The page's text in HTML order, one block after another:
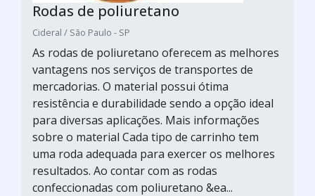
Rodas de poliuretano
Cideral / São Paulo - SP
As rodas de poliuretano oferecem as melhores
vantagens nos serviços de transportes de
mercadorias. O material possui ótima
resistência e durabilidade sendo a opção ideal
para diversas aplicações. Mais informações
sobre o material Cada tipo de carrinho tem
uma roda adequada para exercer os melhores
resultados. Ao contar com as rodas
confeccionadas com poliuretano &ea...